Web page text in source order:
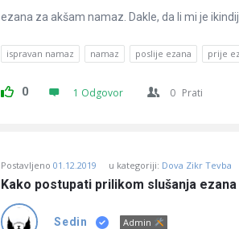
ezana za akšam namaz. Dakle, da li mi je
ispravan namaz namaz poslije ezana prije
0 1 Odgovor 0 Prati
Postavljeno 01.12.2019 u kategoriji: Dova Zikr Tevba
Kako postupati prilikom slušanja
Sedin Admin